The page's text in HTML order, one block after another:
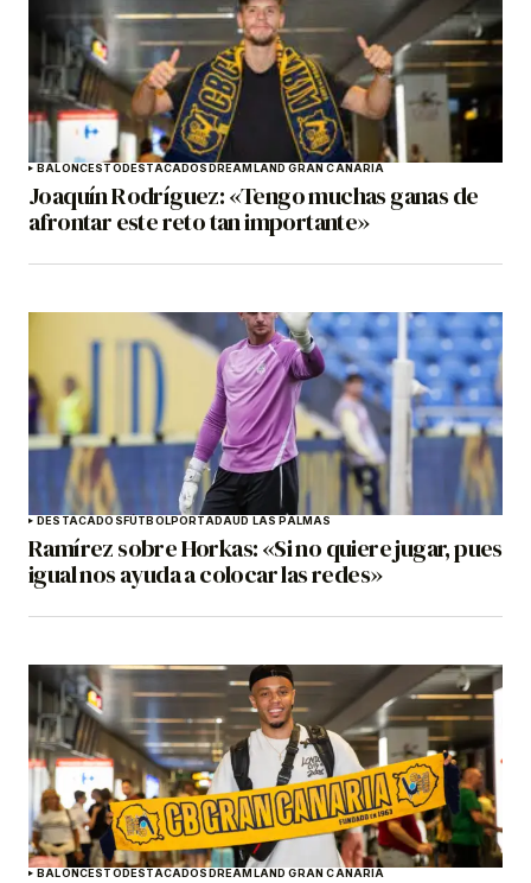
BALONCESTODESTACADOSDREAMLAND GRAN CANARIA
Joaquín Rodríguez: «Tengo muchas ganas de
afrontar este reto tan importante»
DESTACADOSFÚTBOLPORTADAUD LAS PALMAS
Ramírez sobre Horkas: «Si no quiere jugar, pues
igual nos ayuda a colocar las redes»
BALONCESTODESTACADOSDREAMLAND GRAN CANARIA